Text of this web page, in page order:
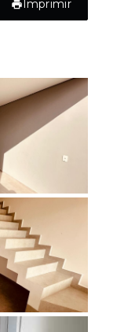
Imprimir